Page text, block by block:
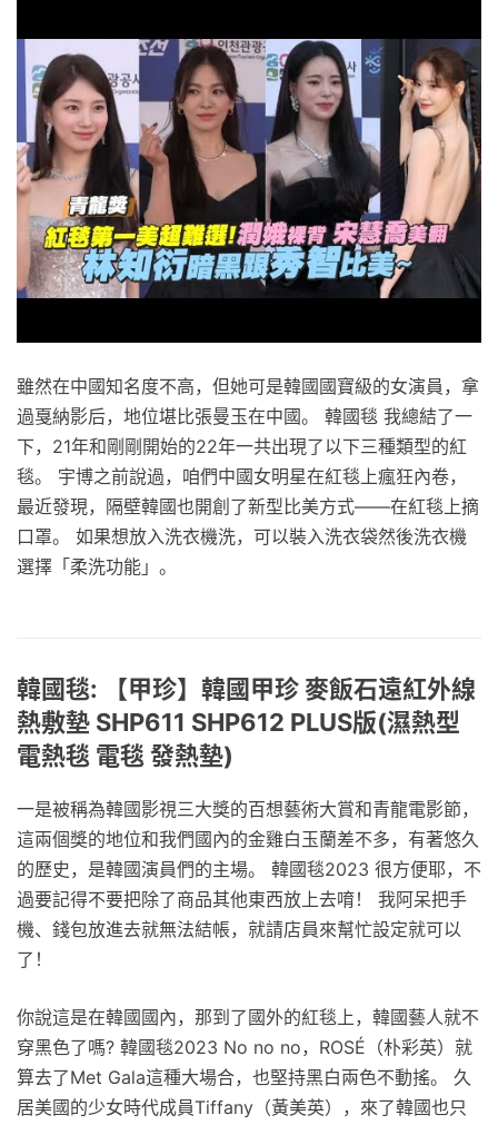
雖然在中國知名度不高，但她可是韓國國寶級的女演員，拿
過戛納影后，地位堪比張曼玉在中國。 韓國毯 我總結了一
下，21年和剛剛開始的22年一共出現了以下三種類型的紅
毯。 宇博之前說過，咱們中國女明星在紅毯上瘋狂內卷，
最近發現，隔壁韓國也開創了新型比美方式——在紅毯上摘
口罩。 如果想放入洗衣機洗，可以裝入洗衣袋然後洗衣機
選擇「柔洗功能」。
韓國毯: 【甲珍】韓國甲珍 麥飯石遠紅外線
熱敷墊 SHP611 SHP612 PLUS版(濕熱型
電熱毯 電毯 發熱墊)
一是被稱為韓國影視三大獎的百想藝術大賞和青龍電影節，
這兩個獎的地位和我們國內的金雞白玉蘭差不多，有著悠久
的歷史，是韓國演員們的主場。 韓國毯2023 很方便耶，不
過要記得不要把除了商品其他東西放上去唷！ 我阿呆把手
機、錢包放進去就無法結帳，就請店員來幫忙設定就可以
了！
你說這是在韓國國內，那到了國外的紅毯上，韓國藝人就不
穿黑色了嗎? 韓國毯2023 No no no，ROSÉ（朴彩英）就
算去了Met Gala這種大場合，也堅持黑白兩色不動搖。 久
居美國的少女時代成員Tiffany（黃美英），來了韓國也只